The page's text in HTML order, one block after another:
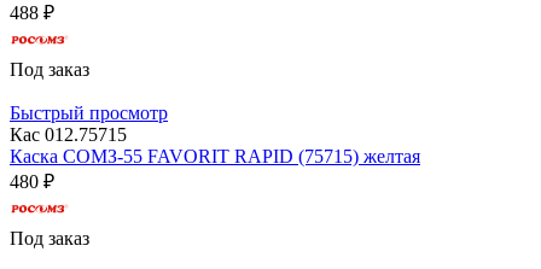
488 ₽
Под заказ
Быстрый просмотр
Кас 012.75715
Каска СОМЗ-55 FAVORIT RAPID (75715) желтая
480 ₽
Под заказ